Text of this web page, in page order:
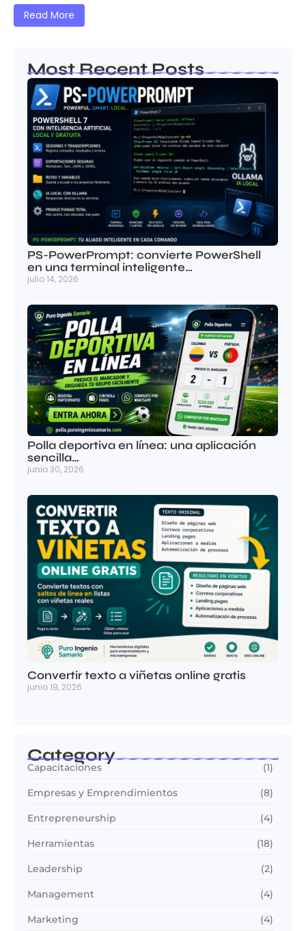
Read More
Most Recent Posts
PS-PowerPrompt: convierte PowerShell
en una terminal inteligente…
julio 14, 2026
Polla deportiva en línea: una aplicación
sencilla…
junio 30, 2026
Convertir texto a viñetas online gratis
junio 19, 2026
Category
Capacitaciones (1)
Empresas y Emprendimientos (8)
Entrepreneurship (4)
Herramientas (18)
Leadership (2)
Management (4)
Marketing (4)